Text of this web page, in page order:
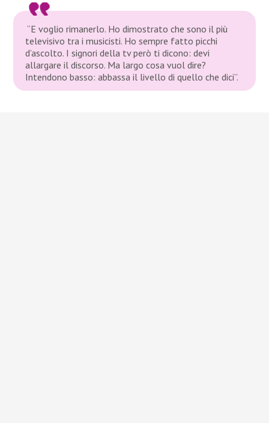
“E voglio rimanerlo. Ho dimostrato che sono il più
televisivo tra i musicisti. Ho sempre fatto picchi
d’ascolto. I signori della tv però ti dicono: devi
allargare il discorso. Ma largo cosa vuol dire?
Intendono basso: abbassa il livello di quello che dici”.